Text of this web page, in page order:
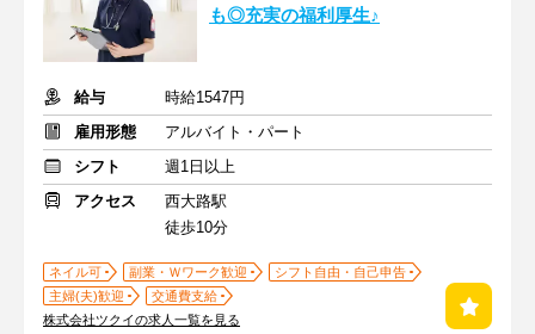
も◎充実の福利厚生♪
給与
時給1547円
雇用形態
アルバイト・パート
シフト
週1日以上
アクセス
西大路駅
徒歩10分
ネイル可 副業・Ｗワーク歓迎
シフト自由・自己申告
主婦(夫)歓迎
交通費支給
株式会社ツクイの求人一覧を見る